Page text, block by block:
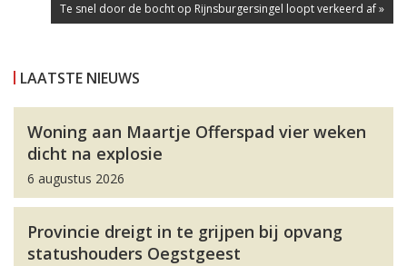
Te snel door de bocht op Rijnsburgersingel loopt verkeerd af »
LAATSTE NIEUWS
Woning aan Maartje Offerspad vier weken
dicht na explosie
6 augustus 2026
Provincie dreigt in te grijpen bij opvang
statushouders Oegstgeest